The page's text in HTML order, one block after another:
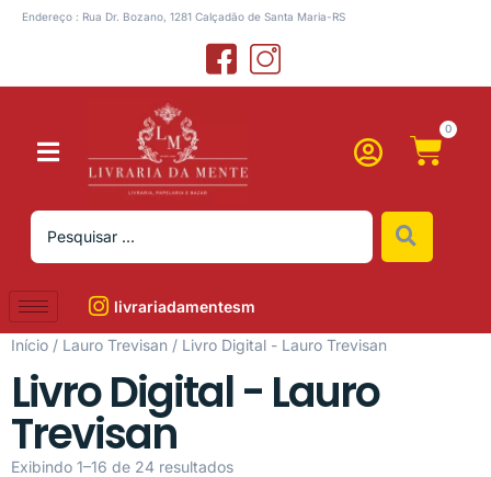
Endereço : Rua Dr. Bozano, 1281 Calçadão de Santa Maria-RS
0
livrariadamentesm
Início / Lauro Trevisan / Livro Digital - Lauro Trevisan
Livro Digital - Lauro
Trevisan
Exibindo 1–16 de 24 resultados